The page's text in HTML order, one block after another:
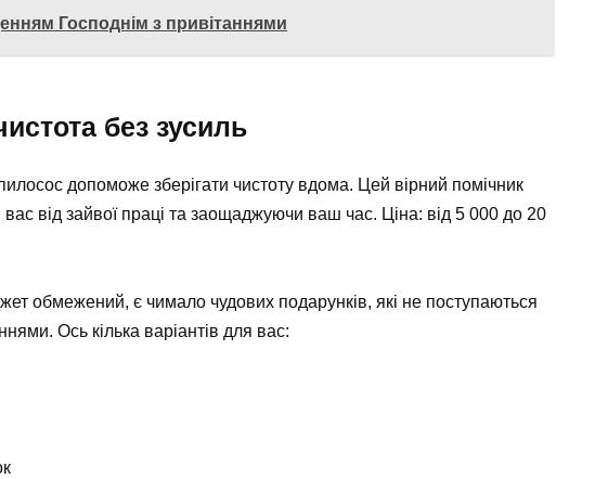
Господнім з привітаннями
без зусиль
допоможе зберігати чистоту вдома. Цей вірний помічник
від зайвої праці та заощаджуючи ваш час. Ціна: від 5 000 до 20
обмежений, є чимало чудових подарунків, які не поступаються
Ось кілька варіантів для вас: